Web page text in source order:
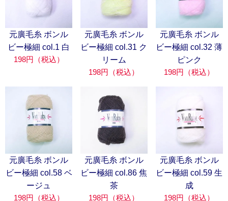
元廣毛糸 ボンル
ビー極細 col.1 白
198円（税込）
元廣毛糸 ボンル
ビー極細 col.31 ク
リーム
198円（税込）
元廣毛糸 ボンル
ビー極細 col.32 薄
ピンク
198円（税込）
元廣毛糸 ボンル
ビー極細 col.58 ベ
ージュ
198円（税込）
元廣毛糸 ボンル
ビー極細 col.86 焦
茶
198円（税込）
元廣毛糸 ボンル
ビー極細 col.59 生
成
198円（税込）